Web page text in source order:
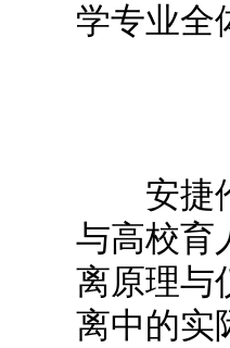
学专业全
安捷伦
与高校育
离原理与
离中的实